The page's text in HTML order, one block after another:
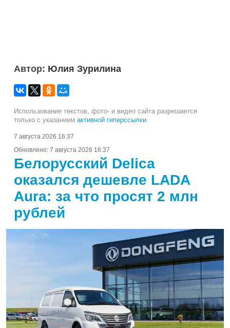
Автор: Юлия Зурилина
Использование текстов, фото- и видео сайта разрешается
только с указанием активной гиперссылки.
7 августа 2026 16:37
Обновлено: 7 августа 2026 16:37
Белорусский Delica
оказался дешевле LADA
Aura: за что просят 2 млн
рублей